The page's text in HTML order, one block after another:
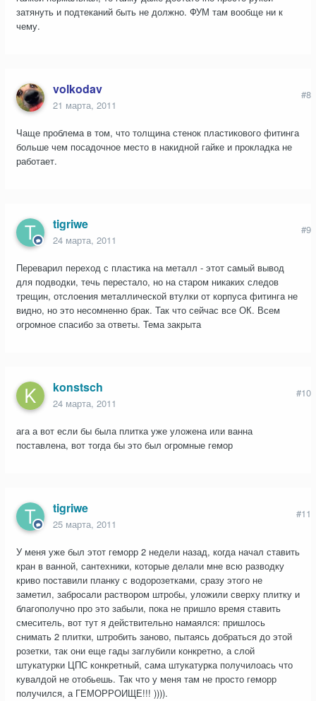
затянуть и подтеканий быть не должно. ФУМ там вообще ни к
чему.
volkodav
21 марта, 2011
#8
Чаще проблема в том, что толщина стенок пластикового фитинга
больше чем посадочное место в накидной гайке и прокладка не
работает.
tigriwe
24 марта, 2011
#9
Переварил переход с пластика на металл - этот самый вывод
для подводки, течь перестало, но на старом никаких следов
трещин, отслоения металлической втулки от корпуса фитинга не
видно, но это несомненно брак. Так что сейчас все ОК. Всем
огромное спасибо за ответы. Тема закрыта
konstsch
24 марта, 2011
#10
ага а вот если бы была плитка уже уложена или ванна
поставлена, вот тогда бы это был огромные гемор
tigriwe
25 марта, 2011
#11
У меня уже был этот геморр 2 недели назад, когда начал ставить
кран в ванной, сантехники, которые делали мне всю разводку
криво поставили планку с водорозетками, сразу этого не
заметил, забросали раствором штробы, уложили сверху плитку и
благополучно про это забыли, пока не пришло время ставить
смеситель, вот тут я действительно намаялся: пришлось
снимать 2 плитки, штробить заново, пытаясь добраться до этой
розетки, так они еще гады заглубили конкретно, а слой
штукатурки ЦПС конкретный, сама штукатурка получилоась что
кувалдой не отобьешь. Так что у меня там не просто геморр
получился, а ГЕМОРРОИЩЕ!!! )))).